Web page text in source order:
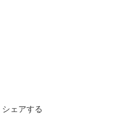
シェアする